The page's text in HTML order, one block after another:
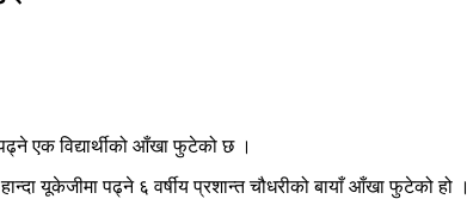
एक विद्यार्थीको आँखा फुटेको छ ।
यूकेजीमा पढ्ने ६ वर्षीय प्रशान्त चौधरीको बायाँ आँखा फुटेको हो ।